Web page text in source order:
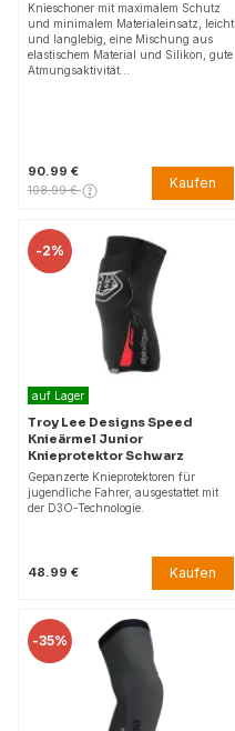
Knieschoner mit maximalem Schutz
und minimalem Materialeinsatz, leicht
und langlebig, eine Mischung aus
elastischem Material und Silikon, gute
Atmungsaktivität…
90.99 €
108.99 € Kaufen
-2%
auf Lager
Troy Lee Designs Speed
Knieärmel Junior
Knieprotektor Schwarz
Gepanzerte Knieprotektoren für
jugendliche Fahrer, ausgestattet mit
der D3O-Technologie.
48.99 € Kaufen
-35%